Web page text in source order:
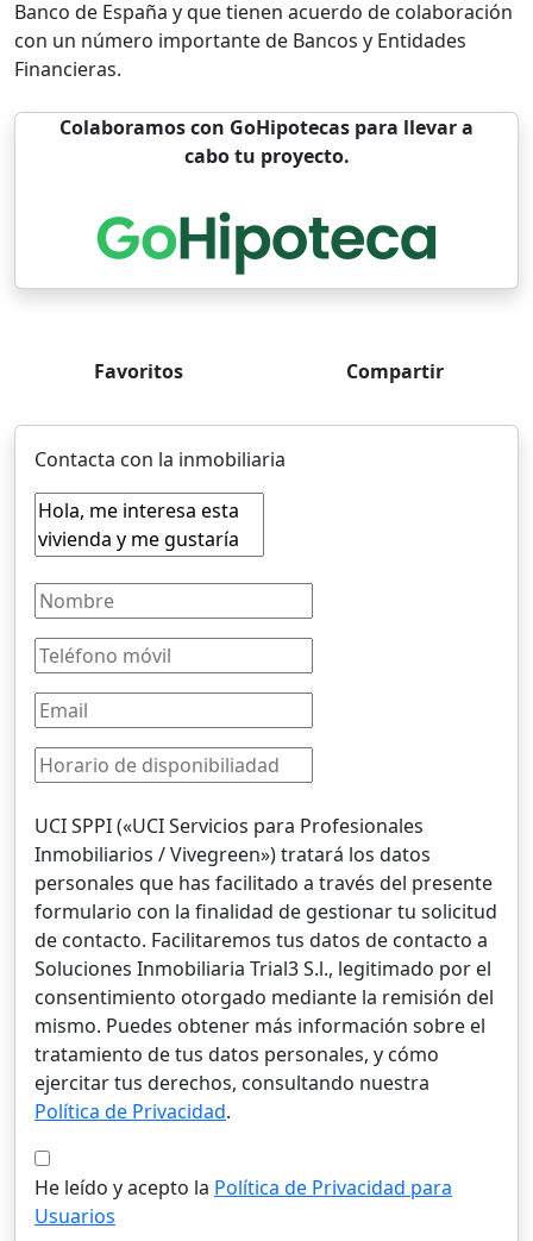
Banco de España y que tienen acuerdo de colaboración
con un número importante de Bancos y Entidades
Financieras.
Colaboramos con GoHipotecas para llevar a
cabo tu proyecto.
Favoritos Compartir
Contacta con la inmobiliaria
UCI SPPI («UCI Servicios para Profesionales
Inmobiliarios / Vivegreen») tratará los datos
personales que has facilitado a través del presente
formulario con la finalidad de gestionar tu solicitud
de contacto. Facilitaremos tus datos de contacto a
Soluciones Inmobiliaria Trial3 S.l., legitimado por el
consentimiento otorgado mediante la remisión del
mismo. Puedes obtener más información sobre el
tratamiento de tus datos personales, y cómo
ejercitar tus derechos, consultando nuestra
Política de Privacidad.
He leído y acepto la Política de Privacidad para
Usuarios